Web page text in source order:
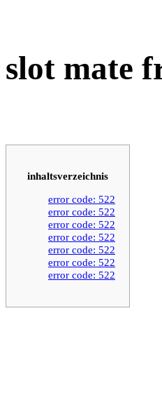
slot mate
inhaltsverzeichnis
error code: 522
error code: 522
error code: 522
error code: 522
error code: 522
error code: 522
error code: 522